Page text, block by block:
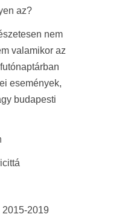
az?
nem
valamikor az
események,
budapesti
2019